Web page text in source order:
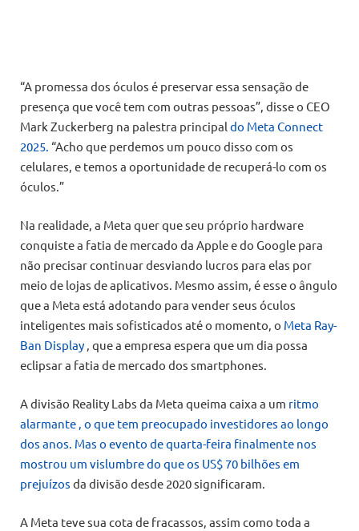
“A promessa dos óculos é preservar essa sensação de
presença que você tem com outras pessoas”, disse o CEO
Mark Zuckerberg na palestra principal do Meta Connect
2025. “Acho que perdemos um pouco disso com os
celulares, e temos a oportunidade de recuperá-lo com os
óculos.”
Na realidade, a Meta quer que seu próprio hardware
conquiste a fatia de mercado da Apple e do Google para
não precisar continuar desviando lucros para elas por
meio de lojas de aplicativos. Mesmo assim, é esse o ângulo
que a Meta está adotando para vender seus óculos
inteligentes mais sofisticados até o momento, o Meta Ray-
Ban Display , que a empresa espera que um dia possa
eclipsar a fatia de mercado dos smartphones.
A divisão Reality Labs da Meta queima caixa a um ritmo
alarmante , o que tem preocupado investidores ao longo
dos anos. Mas o evento de quarta-feira finalmente nos
mostrou um vislumbre do queos US$ 70 bilhões em
prejuízos da divisão desde 2020 significaram.
A Meta teve sua cota de fracassos, assim como toda a